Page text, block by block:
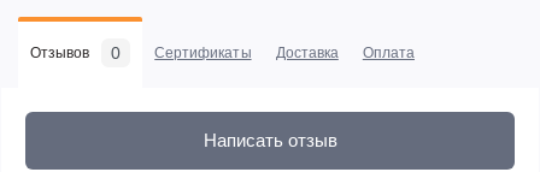
Отзывов 0 Сертификаты Доставка Оплата
Написать отзыв